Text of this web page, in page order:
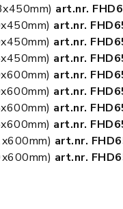
art.nr.
art.nr.
art.nr.
art.nr.
art.nr.
art.nr.
art.nr.
art.nr.
art.nr.
art.nr.